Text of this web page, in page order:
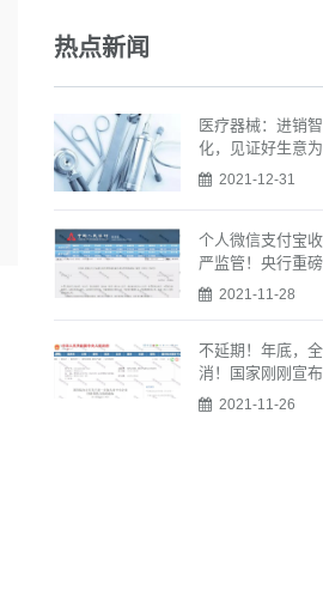
热点新闻
医疗器械：进销
化，见证好生意
2021-12-31
个人微信支付宝
严监管！央行重磅
2021-11-28
不延期！年底，
消！国家刚刚宣布
2021-11-26